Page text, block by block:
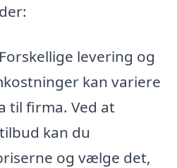
Forskellige levering og
kan variere
til firma. Ved at
kan du
og vælge det,